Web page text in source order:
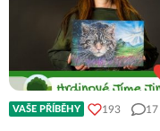
VAŠE PŘÍBĚHY 193 17